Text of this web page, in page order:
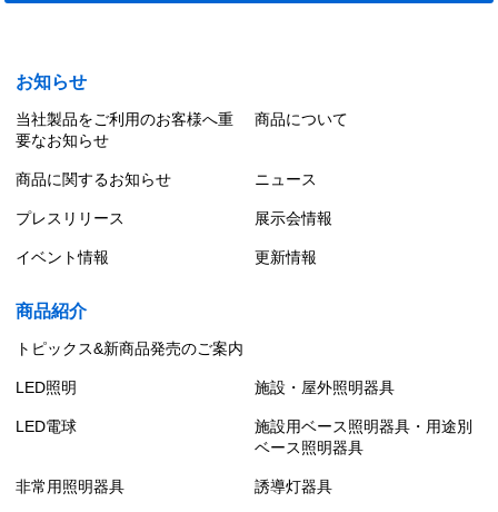
お知らせ
当社製品をご利用のお客様へ重
要なお知らせ
商品について
商品に関するお知らせ ニュース
プレスリリース 展示会情報
イベント情報 更新情報
商品紹介
トピックス&新商品発売のご案内
LED照明 施設・屋外照明器具
LED電球
施設用ベース照明器具・用途別
ベース照明器具
非常用照明器具 誘導灯器具